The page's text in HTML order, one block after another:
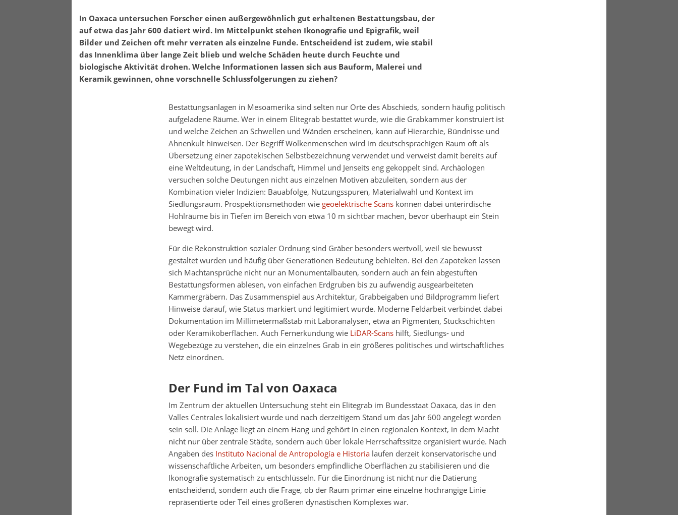
In Oaxaca untersuchen Forscher einen außergewöhnlich gut erhaltenen Bestattungsbau, der
auf etwa das Jahr 600 datiert wird. Im Mittelpunkt stehen Ikonografie und Epigrafik, weil
Bilder und Zeichen oft mehr verraten als einzelne Funde. Entscheidend ist zudem, wie stabil
das Innenklima über lange Zeit blieb und welche Schäden heute durch Feuchte und
biologische Aktivität drohen. Welche Informationen lassen sich aus Bauform, Malerei und
Keramik gewinnen, ohne vorschnelle Schlussfolgerungen zu ziehen?
Bestattungsanlagen in Mesoamerika sind selten nur Orte des Abschieds, sondern häufig politisch
aufgeladene Räume. Wer in einem Elitegrab bestattet wurde, wie die Grabkammer konstruiert ist
und welche Zeichen an Schwellen und Wänden erscheinen, kann auf Hierarchie, Bündnisse und
Ahnenkult hinweisen. Der Begriff Wolkenmenschen wird im deutschsprachigen Raum oft als
Übersetzung einer zapotekischen Selbstbezeichnung verwendet und verweist damit bereits auf
eine Weltdeutung, in der Landschaft, Himmel und Jenseits eng gekoppelt sind. Archäologen
versuchen solche Deutungen nicht aus einzelnen Motiven abzuleiten, sondern aus der
Kombination vieler Indizien: Bauabfolge, Nutzungsspuren, Materialwahl und Kontext im
Siedlungsraum. Prospektionsmethoden wie geoelektrische Scanskönnen dabei unterirdische
Hohlräume bis in Tiefen im Bereich von etwa 10 m sichtbar machen, bevor überhaupt ein Stein
bewegt wird.
Für die Rekonstruktion sozialer Ordnung sind Gräber besonders wertvoll, weil sie bewusst
gestaltet wurden und häufig über Generationen Bedeutung behielten. Bei den Zapoteken lassen
sich Machtansprüche nicht nur an Monumentalbauten, sondern auch an fein abgestuften
Bestattungsformen ablesen, von einfachen Erdgruben bis zu aufwendig ausgearbeiteten
Kammergräbern. Das Zusammenspiel aus Architektur, Grabbeigaben und Bildprogramm liefert
Hinweise darauf, wie Status markiert und legitimiert wurde. Moderne Feldarbeit verbindet dabei
Dokumentation im Millimetermaßstab mit Laboranalysen, etwa an Pigmenten, Stuckschichten
oder Keramikoberflächen. Auch Fernerkundung wie LiDAR-Scanshilft, Siedlungs- und
Wegebezüge zu verstehen, die ein einzelnes Grab in ein größeres politisches und wirtschaftliches
Netz einordnen.
Der Fund im Tal von Oaxaca
Im Zentrum der aktuellen Untersuchung steht ein Elitegrab im Bundesstaat Oaxaca, das in den
Valles Centrales lokalisiert wurde und nach derzeitigem Stand um das Jahr 600 angelegt worden
sein soll. Die Anlage liegt an einem Hang und gehört in einen regionalen Kontext, in dem Macht
nicht nur über zentrale Städte, sondern auch über lokale Herrschaftssitze organisiert wurde. Nach
Angaben des Instituto Nacional de Antropología e Historialaufen derzeit konservatorische und
wissenschaftliche Arbeiten, um besonders empfindliche Oberflächen zu stabilisieren und die
Ikonografie systematisch zu entschlüsseln. Für die Einordnung ist nicht nur die Datierung
entscheidend, sondern auch die Frage, ob der Raum primär eine einzelne hochrangige Linie
repräsentierte oder Teil eines größeren dynastischen Komplexes war.